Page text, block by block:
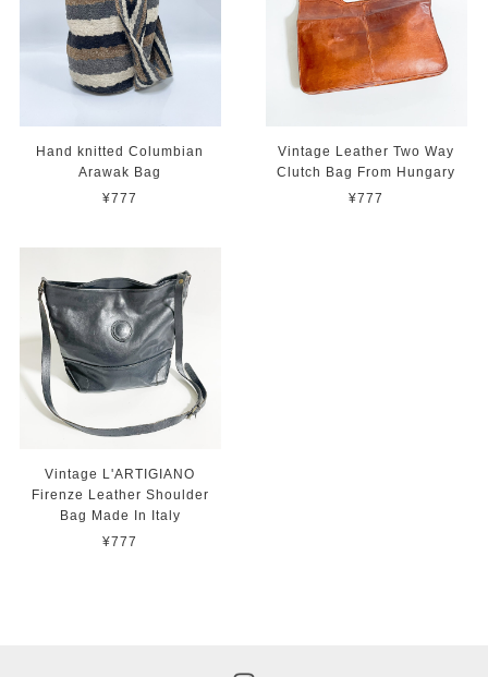
Hand knitted Columbian
Arawak Bag
¥777
Vintage Leather Two Way
Clutch Bag From Hungary
¥777
Vintage L'ARTIGIANO
Firenze Leather Shoulder
Bag Made In Italy
¥777